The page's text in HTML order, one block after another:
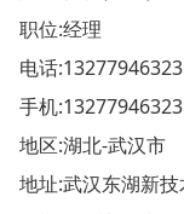
职位:经理
电话:13277946323
手机:13277946323
地区:湖北-武汉市
地址:武汉东湖新